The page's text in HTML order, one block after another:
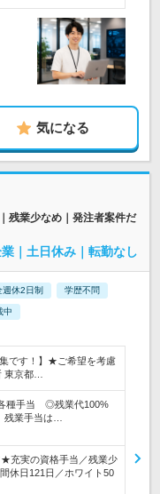
気になる
残業少なめ｜発注者案件だ
｜土日休み｜転勤なし
週休2日制 学歴不問
中
です！】★ご希望を考慮
東京都…
各種手当 ◎残業代100%
業手当は…
★充実の資格手当／残業少
休日121日／ホワイト50